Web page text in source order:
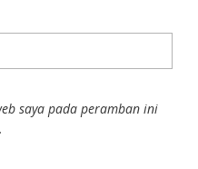
saya pada peramban ini